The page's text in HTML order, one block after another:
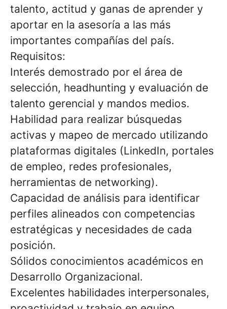
talento, actitud y ganas de aprender y
aportar en la asesoría a las más
importantes compañías del país.
Requisitos:
Interés demostrado por el área de
selección, headhunting y evaluación de
talento gerencial y mandos medios.
Habilidad para realizar búsquedas
activas y mapeo de mercado utilizando
plataformas digitales (LinkedIn, portales
de empleo, redes profesionales,
herramientas de networking).
Capacidad de análisis para identificar
perfiles alineados con competencias
estratégicas y necesidades de cada
posición.
Sólidos conocimientos académicos en
Desarrollo Organizacional.
Excelentes habilidades interpersonales,